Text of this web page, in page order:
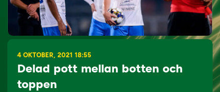
4 OKTOBER, 2021 18:55
Delad pott mellan botten och
toppen